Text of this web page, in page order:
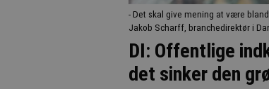
- Det skal give mening at være
Jakob Scharff, branchedirektør i
DI: Offentlige
det sinker den